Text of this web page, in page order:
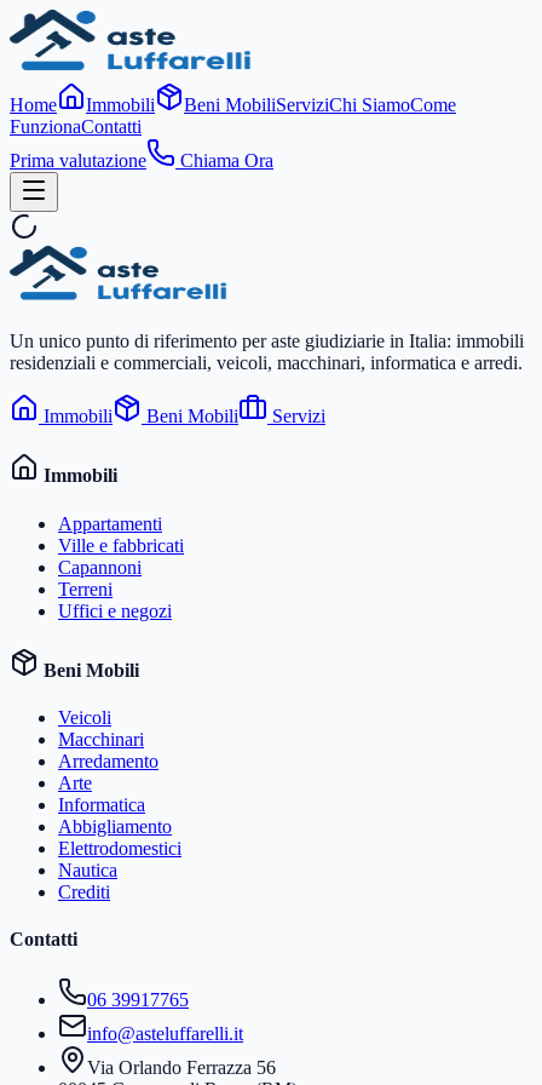
Home Immobili Beni MobiliServiziChi SiamoCome
FunzionaContatti
Prima valutazione
Chiama Ora
Un unico punto di riferimento per aste giudiziarie in Italia: immobili
residenziali e commerciali, veicoli, macchinari, informatica e arredi.
Immobili Beni Mobili Servizi
Immobili
Appartamenti
Ville e fabbricati
Capannoni
Terreni
Uffici e negozi
Beni Mobili
Veicoli
Macchinari
Arredamento
Arte
Informatica
Abbigliamento
Elettrodomestici
Nautica
Crediti
Contatti
06 39917765
info@asteluffarelli.it
Via Orlando Ferrazza 56